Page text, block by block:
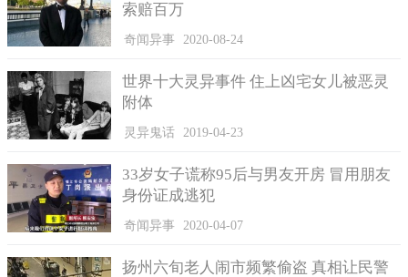
索赔百万
奇闻异事 2020-08-24
世界十大灵异事件 住上凶宅女儿被恶灵
附体
灵异鬼话 2019-04-23
33岁女子谎称95后与男友开房 冒用朋友
身份证成逃犯
奇闻异事 2020-04-07
扬州六旬老人闹市频繁偷盗 真相让民警